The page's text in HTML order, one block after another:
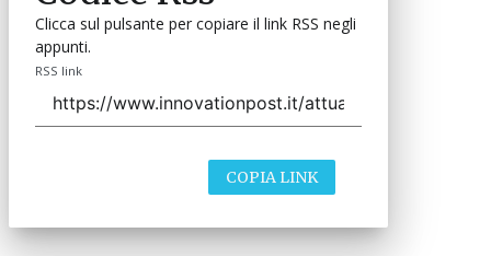
Clicca sul pulsante per copiare il link RSS negli
appunti.
RSS link
COPIA LINK